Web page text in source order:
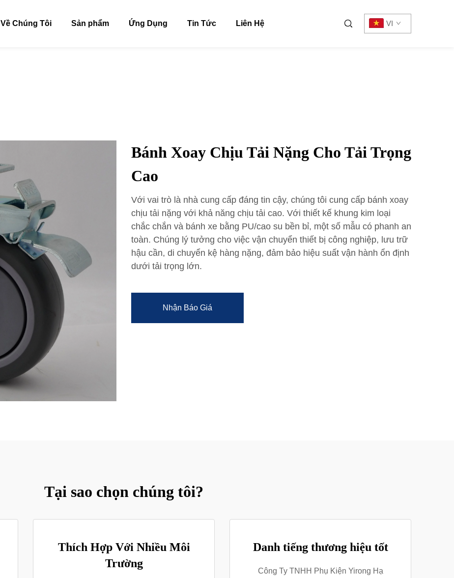
Về Chúng Tôi Sản phẩm Ứng Dụng Tin Tức Liên Hệ VI
Bánh Xoay Chịu Tải Nặng Cho Tải Trọng
Cao
Với vai trò là nhà cung cấp đáng tin cậy, chúng tôi cung cấp bánh xoay
chịu tải nặng với khả năng chịu tải cao. Với thiết kế khung kim loại
chắc chắn và bánh xe bằng PU/cao su bền bỉ, một số mẫu có phanh an
toàn. Chúng lý tưởng cho việc vận chuyển thiết bị công nghiệp, lưu trữ
hậu cần, di chuyển kệ hàng nặng, đảm bảo hiệu suất vận hành ổn định
dưới tải trọng lớn.
Nhận Báo Giá
Tại sao chọn chúng tôi?
Thích Hợp Với Nhiều Môi
Trường
Danh tiếng thương hiệu tốt
Công Ty TNHH Phụ Kiện Yirong Hạ